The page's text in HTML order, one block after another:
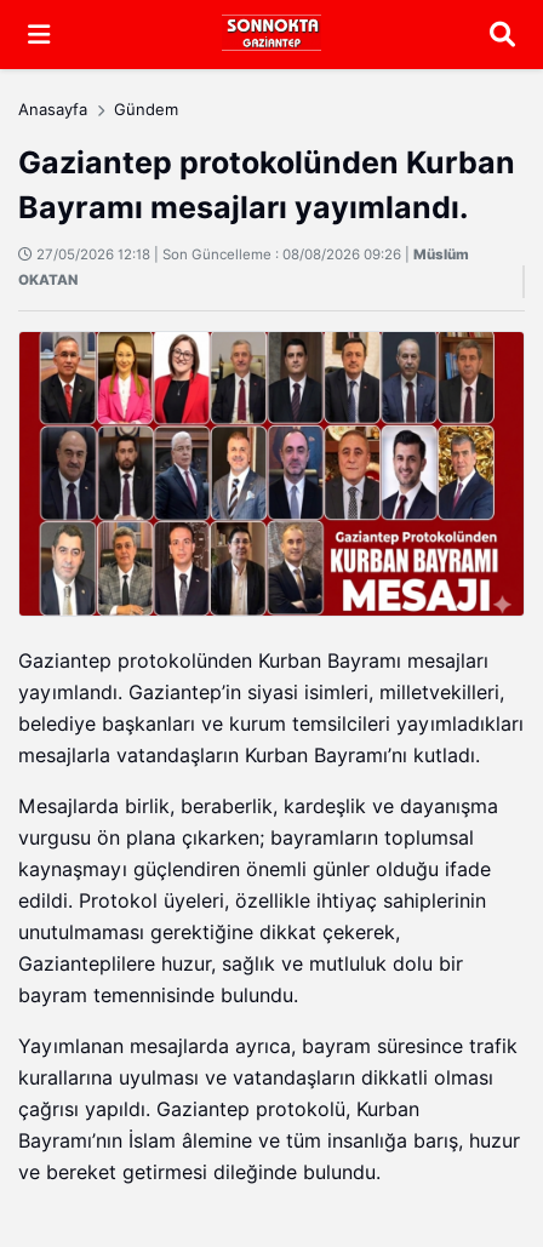
Arama
Anasayfa Gündem
Gaziantep protokolünden Kurban
Bayramı mesajları yayımlandı.
27/05/2026 12:18 | Son Güncelleme : 08/08/2026 09:26 | Müslüm
OKATAN
Gaziantep protokolünden Kurban Bayramı mesajları
yayımlandı. Gaziantep’in siyasi isimleri, milletvekilleri,
belediye başkanları ve kurum temsilcileri yayımladıkları
mesajlarla vatandaşların Kurban Bayramı’nı kutladı.
Mesajlarda birlik, beraberlik, kardeşlik ve dayanışma
vurgusu ön plana çıkarken; bayramların toplumsal
kaynaşmayı güçlendiren önemli günler olduğu ifade
edildi. Protokol üyeleri, özellikle ihtiyaç sahiplerinin
unutulmaması gerektiğine dikkat çekerek,
Gazianteplilere huzur, sağlık ve mutluluk dolu bir
bayram temennisinde bulundu.
Yayımlanan mesajlarda ayrıca, bayram süresince trafik
kurallarına uyulması ve vatandaşların dikkatli olması
çağrısı yapıldı. Gaziantep protokolü, Kurban
Bayramı’nın İslam âlemine ve tüm insanlığa barış, huzur
ve bereket getirmesi dileğinde bulundu.